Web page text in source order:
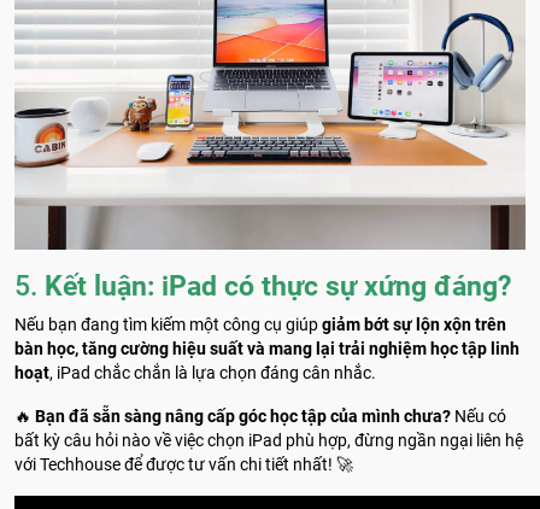
5. Kết luận: iPad có thực sự xứng đáng?
Nếu bạn đang tìm kiếm một công cụ giúpgiảm bớt sự lộn xộn trên
bàn học, tăng cường hiệu suất và mang lại trải nghiệm học tập linh
hoạt, iPad chắc chắn là lựa chọn đáng cân nhắc.
🔥 Bạn đã sẵn sàng nâng cấp góc học tập của mình chưa? Nếu có
bất kỳ câu hỏi nào về việc chọn iPad phù hợp, đừng ngần ngại liên hệ
với Techhouse để được tư vấn chi tiết nhất! 🚀